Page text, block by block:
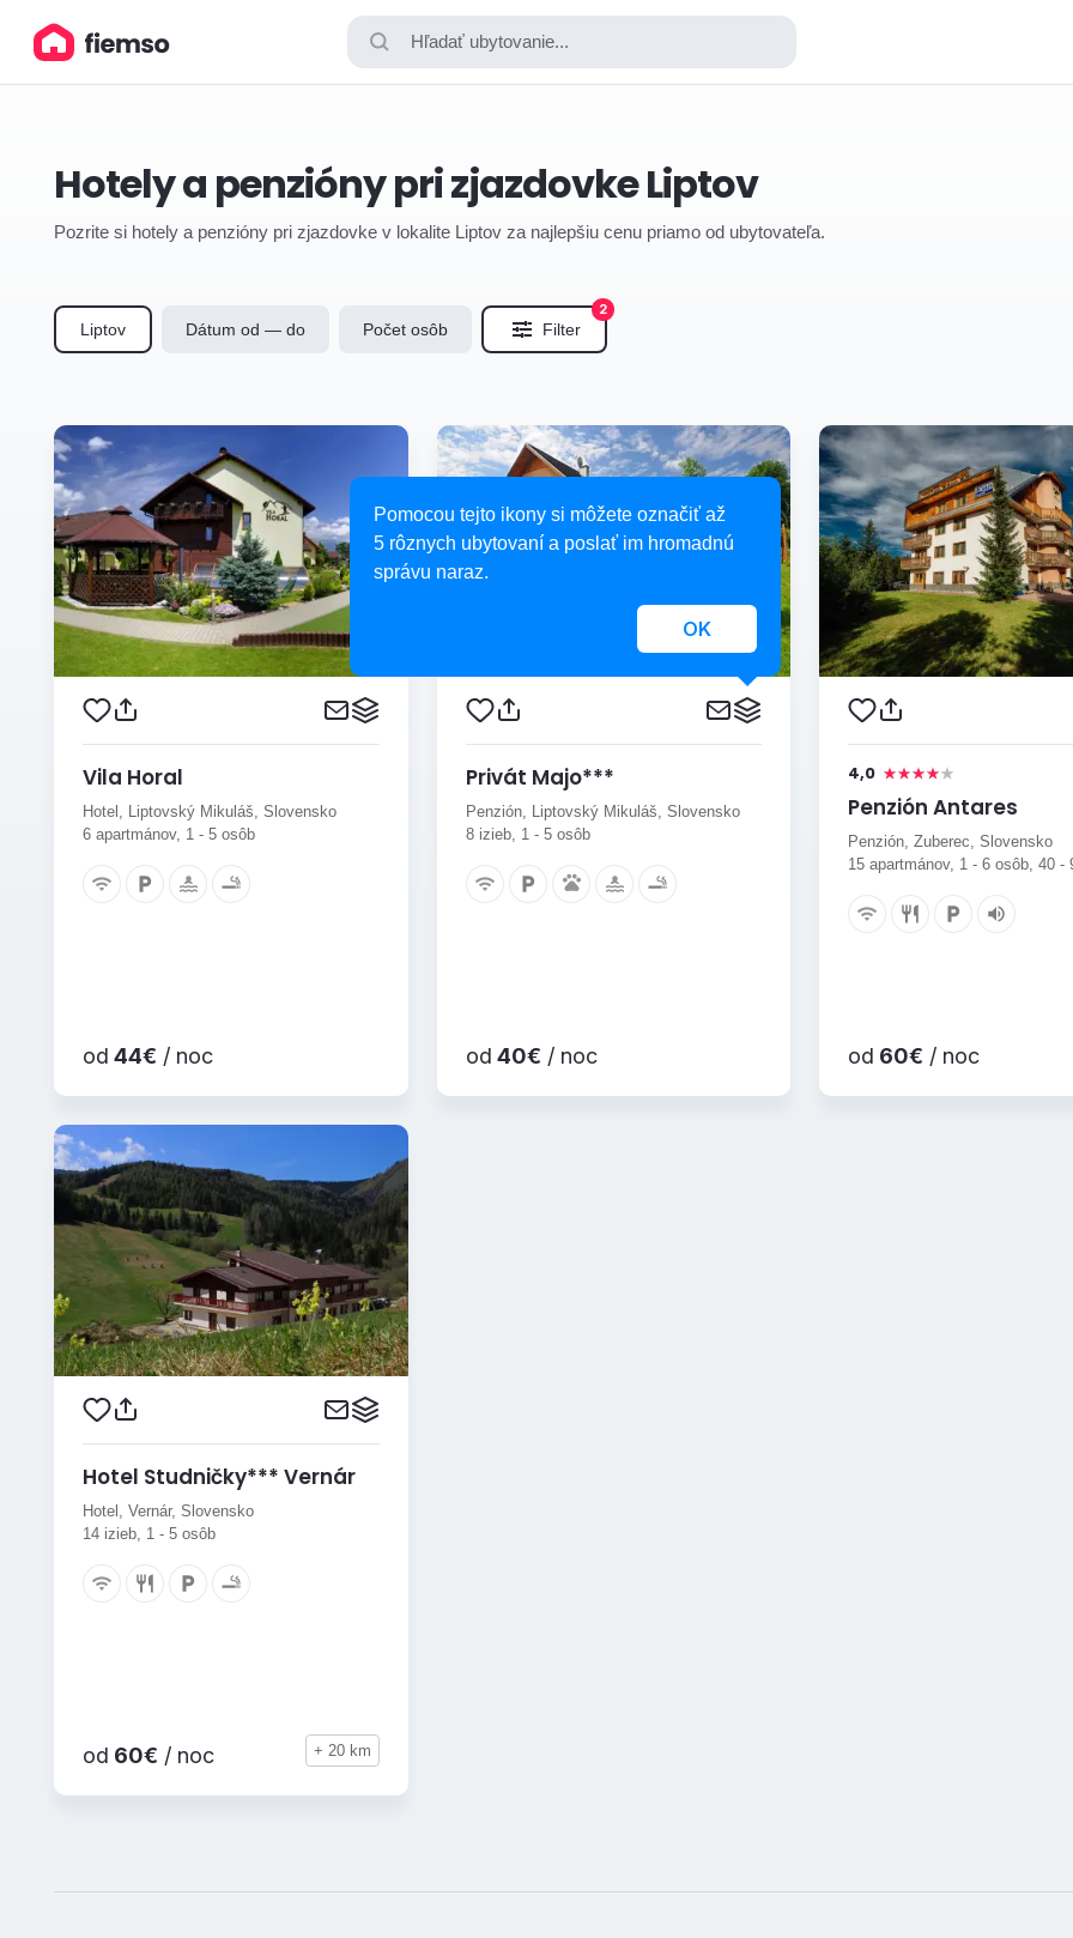
Hľadať ubytovanie...
Hotely a penzióny pri zjazdovke Liptov
Pozrite si hotely a penzióny pri zjazdovke v lokalite Liptov za najlepšiu cenu priamo od ubytovateľa.
Liptov Dátum od — do Počet osôb Filter
2
Vila Horal
Hotel, Liptovský Mikuláš, Slovensko
6 apartmánov, 1 - 5 osôb
od 44€ / noc
Privát Majo***
Penzión, Liptovský Mikuláš, Slovensko
8 izieb, 1 - 5 osôb
od 40€ / noc
4,0
Penzión Antares
Penzión, Zuberec, Slovensko
15 apartmánov, 1 - 6 osôb, 40 -
od 60€ / noc
Hotel Studničky*** Vernár
Hotel, Vernár, Slovensko
14 izieb, 1 - 5 osôb
od 60€ / noc + 20 km
Pomocou tejto ikony si môžete označiť až
5 rôznych ubytovaní a poslať im hromadnú
správu naraz.
OK